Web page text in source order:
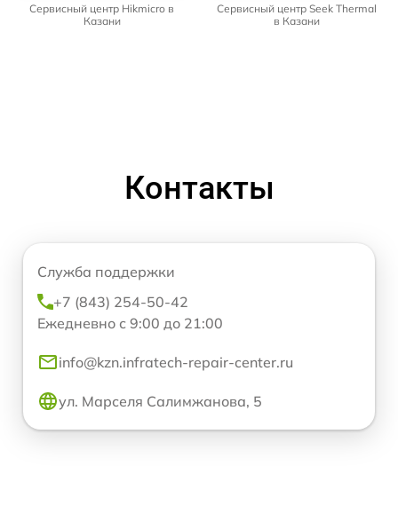
Сервисный центр Hikmicro в
Казани
Сервисный центр Seek Thermal
в Казани
Контакты
Служба поддержки
+7 (843) 254-50-42
Ежедневно с 9:00 до 21:00
info@kzn.infratech-repair-center.ru
ул. Марселя Салимжанова, 5